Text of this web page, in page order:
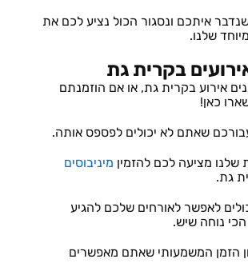
איתכם ונסגור הכול נציע לכם את
שלנו.
בקרית גת
אירוע בקרית גת, או אם הוזמנתם
כאן!
שאתם לא יכולים לפספס אותה.
מציעה לכם להזמין מיניבוסים
גת.
לאפשר לאורחים שלכם להגיע
נוחה שיש.
הזמן המשמעותי שאתם מאפשרים